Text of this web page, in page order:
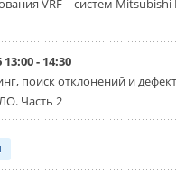
производительностью от
«СиСофт
итоги конкурса
проектов «ТИМ-
«Русклимат»
VRF – систем Mitsubishi
13:00 - 14:30
поиск отклонений и
Часть 2